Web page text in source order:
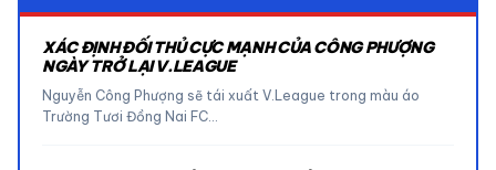
XÁC ĐỊNH ĐỐI THỦ CỰC MẠNH CỦA CÔNG PHƯỢNG
NGÀY TRỞ LẠI V.LEAGUE
Nguyễn Công Phượng sẽ tái xuất V.League trong màu áo
Trường Tươi Đồng Nai FC…